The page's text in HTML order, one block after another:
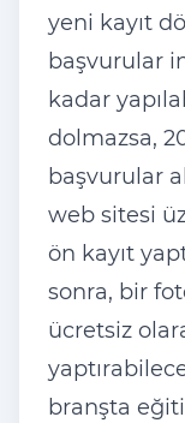
yeni kayıt
başvurular
kadar
dolmazsa,
başvurular
web sitesi
ön kayıt
sonra, bir
ücretsiz
branşta